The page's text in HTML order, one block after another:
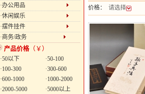
·办公用品
·休闲娱乐
·摆件挂件
·商务/政务
产品价格（￥）
·50以下
·50-100
·100-300
·300-600
·600-1000
·1000-2000
·2000-5000
·5000以上
价格： 请选择